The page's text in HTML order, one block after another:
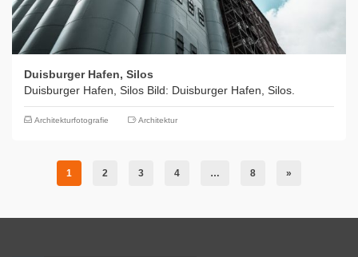
Duisburger Hafen, Silos
Duisburger Hafen, Silos Bild: Duisburger Hafen, Silos.
Architekturfotografie Architektur
1 2 3 4 … 8 »